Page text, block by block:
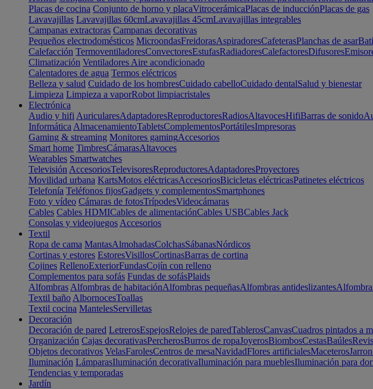
Placas de cocina Conjunto de horno y placaVitrocerámicaPlacas de inducciónPlacas de gas
Lavavajillas Lavavajillas 60cmLavavajillas 45cmLavavajillas integrables
Campanas extractoras Campanas decorativas
Pequeños electrodomésticos MicroondasFreidorasAspiradoresCafeterasPlanchas de asar
Calefacción TermoventiladoresConvectoresEstufasRadiadoresCalefactoresDifusores
Climatización Ventiladores Aire acondicionado
Calentadores de agua Termos eléctricos
Belleza y salud Cuidado de los hombresCuidado cabelloCuidado dentalSalud y bienestar
Limpieza Limpieza a vaporRobot limpiacristales
Electrónica
Audio y hifi AuricularesAdaptadoresReproductoresRadiosAltavocesHifiBarras de sonido
Informática AlmacenamientoTabletsComplementosPortátilesImpresoras
Gaming & streaming Monitores gamingAccesorios
Smart home TimbresCámarasAltavoces
Wearables Smartwatches
Televisión AccesoriosTelevisoresReproductoresAdaptadoresProyectores
Movilidad urbana KartsMotos eléctricasAccesoriosBicicletas eléctricasPatinetes eléctricos
Telefonía Teléfonos fijosGadgets y complementosSmartphones
Foto y vídeo Cámaras de fotosTrípodesVideocámaras
Cables Cables HDMICables de alimentaciónCables USBCables Jack
Consolas y videojuegos Accesorios
Textil
Ropa de cama MantasAlmohadasColchasSábanasNórdicos
Cortinas y estores EstoresVisillosCortinasBarras de cortina
Cojines RellenoExteriorFundasCojín con relleno
Complementos para sofás Fundas de sofásPlaids
Alfombras Alfombras de habitaciónAlfombras pequeñasAlfombras antideslizantes
Textil baño AlbornocesToallas
Textil cocina MantelesServilletas
Decoración
Decoración de pared LetrerosEspejosRelojes de paredTablerosCanvasCuadros pintados a
Organización Cajas decorativasPercherosBurros de ropaJoyerosBiombosCestasBaúles
Objetos decorativos VelasFarolesCentros de mesaNavidadFlores artificialesMaceteros
Iluminación LámparasIluminación decorativaIluminación para mueblesIluminación para
Tendencias y temporadas
Jardín